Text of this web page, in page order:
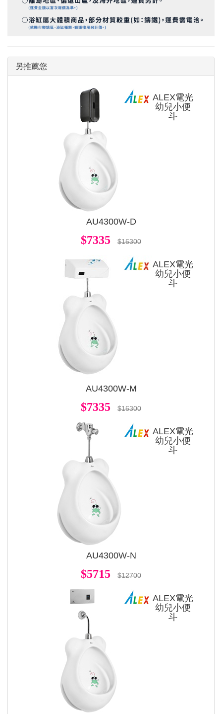
另推薦您
ALEX電光
幼兒小便
斗
AU4300W-D
$7335 $16300
ALEX電光
幼兒小便
斗
AU4300W-M
$7335 $16300
ALEX電光
幼兒小便
斗
AU4300W-N
$5715 $12700
ALEX電光
幼兒小便
斗